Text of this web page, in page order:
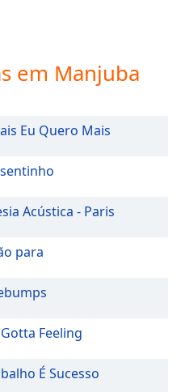
em Manjuba
Eu Quero Mais
Acústica - Paris
para
Feeling
É Sucesso